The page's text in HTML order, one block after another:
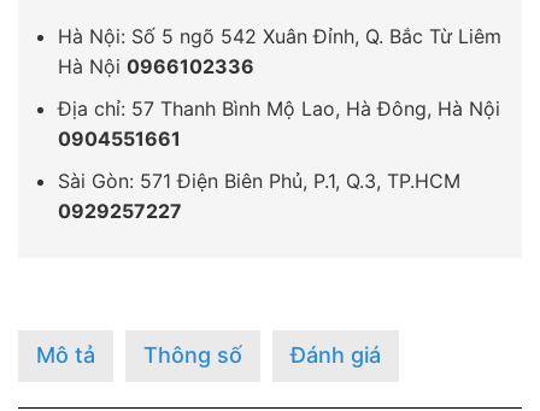
Hà Nội: Số 5 ngõ 542 Xuân Đỉnh, Q. Bắc Từ Liêm
Hà Nội 0966102336
Địa chỉ: 57 Thanh Bình Mộ Lao, Hà Đông, Hà Nội
0904551661
Sài Gòn: 571 Điện Biên Phủ, P.1, Q.3, TP.HCM
0929257227
Mô tả Thông số Đánh giá